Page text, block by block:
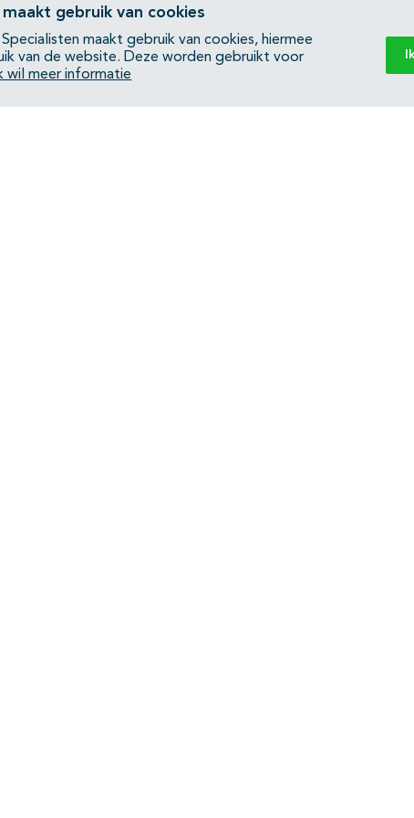
gebruik van cookies
maakt gebruik van cookies, hiermee
van de website. Deze worden gebruikt voor
wil meer informatie